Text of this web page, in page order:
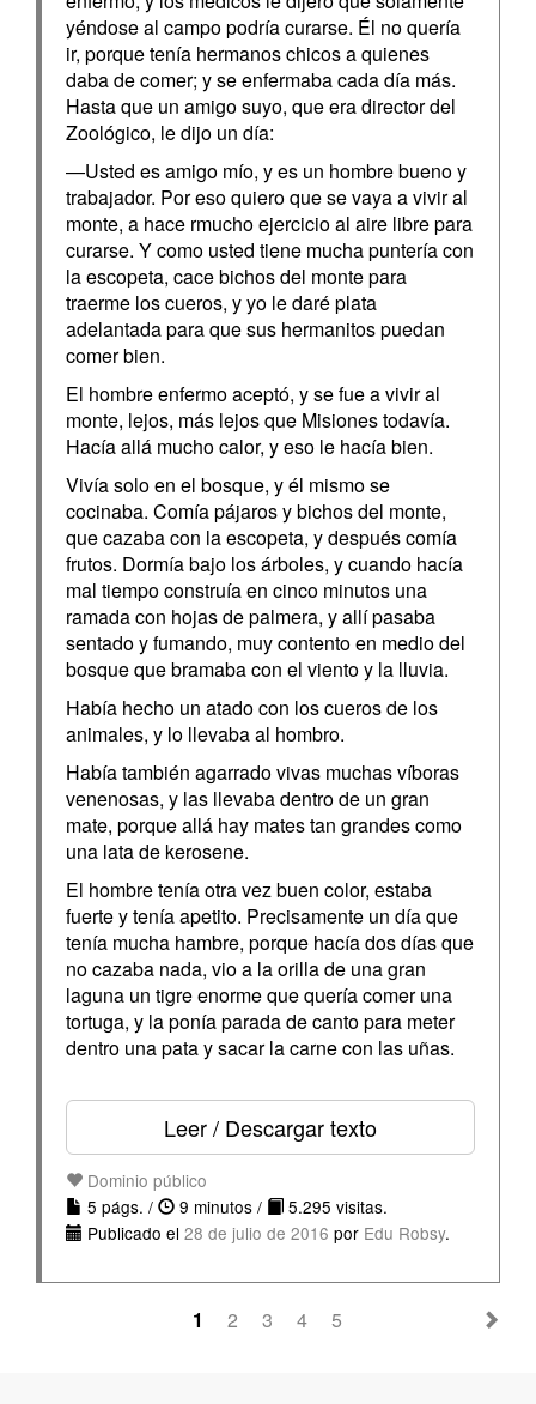
yéndose al campo podría curarse. Él no quería
ir, porque tenía hermanos chicos a quienes
daba de comer; y se enfermaba cada día más.
Hasta que un amigo suyo, que era director del
Zoológico, le dijo un día:
—Usted es amigo mío, y es un hombre bueno y
trabajador. Por eso quiero que se vaya a vivir al
monte, a hace rmucho ejercicio al aire libre para
curarse. Y como usted tiene mucha puntería con
la escopeta, cace bichos del monte para
traerme los cueros, y yo le daré plata
adelantada para que sus hermanitos puedan
comer bien.
El hombre enfermo aceptó, y se fue a vivir al
monte, lejos, más lejos que Misiones todavía.
Hacía allá mucho calor, y eso le hacía bien.
Vivía solo en el bosque, y él mismo se
cocinaba. Comía pájaros y bichos del monte,
que cazaba con la escopeta, y después comía
frutos. Dormía bajo los árboles, y cuando hacía
mal tiempo construía en cinco minutos una
ramada con hojas de palmera, y allí pasaba
sentado y fumando, muy contento en medio del
bosque que bramaba con el viento y la lluvia.
Había hecho un atado con los cueros de los
animales, y lo llevaba al hombro.
Había también agarrado vivas muchas víboras
venenosas, y las llevaba dentro de un gran
mate, porque allá hay mates tan grandes como
una lata de kerosene.
El hombre tenía otra vez buen color, estaba
fuerte y tenía apetito. Precisamente un día que
tenía mucha hambre, porque hacía dos días que
no cazaba nada, vio a la orilla de una gran
laguna un tigre enorme que quería comer una
tortuga, y la ponía parada de canto para meter
dentro una pata y sacar la carne con las uñas.
Leer / Descargar texto
Dominio público
5 págs. /
9 minutos /
5.295 visitas.
Publicado el 28 de julio de 2016 por Edu Robsy.
1 2 3 4 5